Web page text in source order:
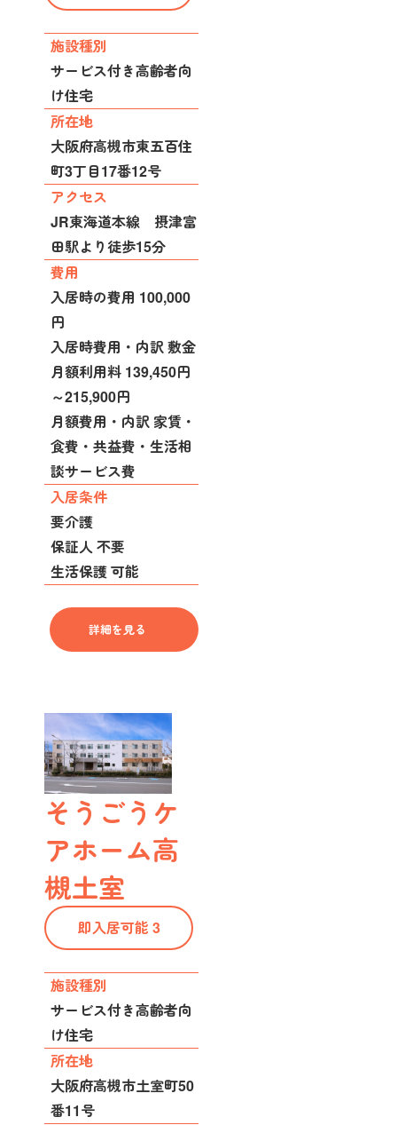
施設種別
サービス付き高齢者向
け住宅
所在地
大阪府高槻市東五百住
町3丁目17番12号
アクセス
JR東海道本線 摂津富
田駅より徒歩15分
費用
入居時の費用 100,000
円
入居時費用・内訳 敷金
月額利用料 139,450円
～215,900円
月額費用・内訳 家賃・
食費・共益費・生活相
談サービス費
入居条件
要介護
保証人 不要
生活保護 可能
詳細を見る
そうごうケ
アホーム高
槻土室
即入居可能 3
施設種別
サービス付き高齢者向
け住宅
所在地
大阪府高槻市土室町50
番11号